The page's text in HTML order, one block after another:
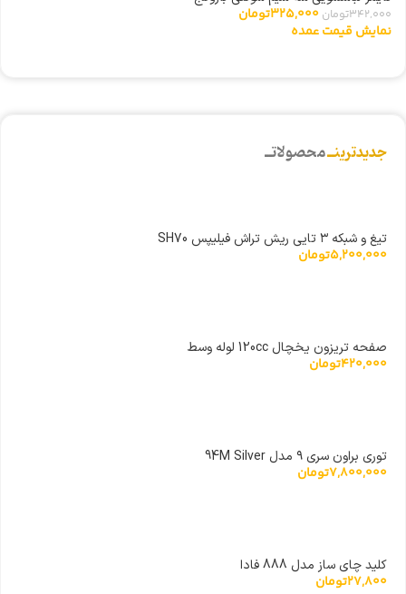
342,000تومان 325,000تومان
نمایش قیمت عمده
جدیدترینــمحصولاتــ
تیغ و شبکه ۳ تایی ریش تراش فیلیپس SH70
5,200,000تومان
صفحه تریزون یخچال 120cc لوله وسط
420,000تومان
توری براون سری ۹ مدل 94M Silver
7,800,000تومان
کلید چای ساز مدل 888 فادا
27,800تومان